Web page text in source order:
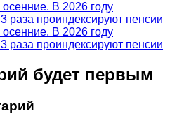
В 2026 году
раза проиндексируют пенсии
В 2026 году
раза проиндексируют пенсии
будет первым